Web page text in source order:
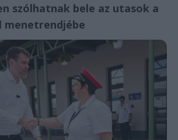
szólhatnak bele az utasok a
menetrendjébe